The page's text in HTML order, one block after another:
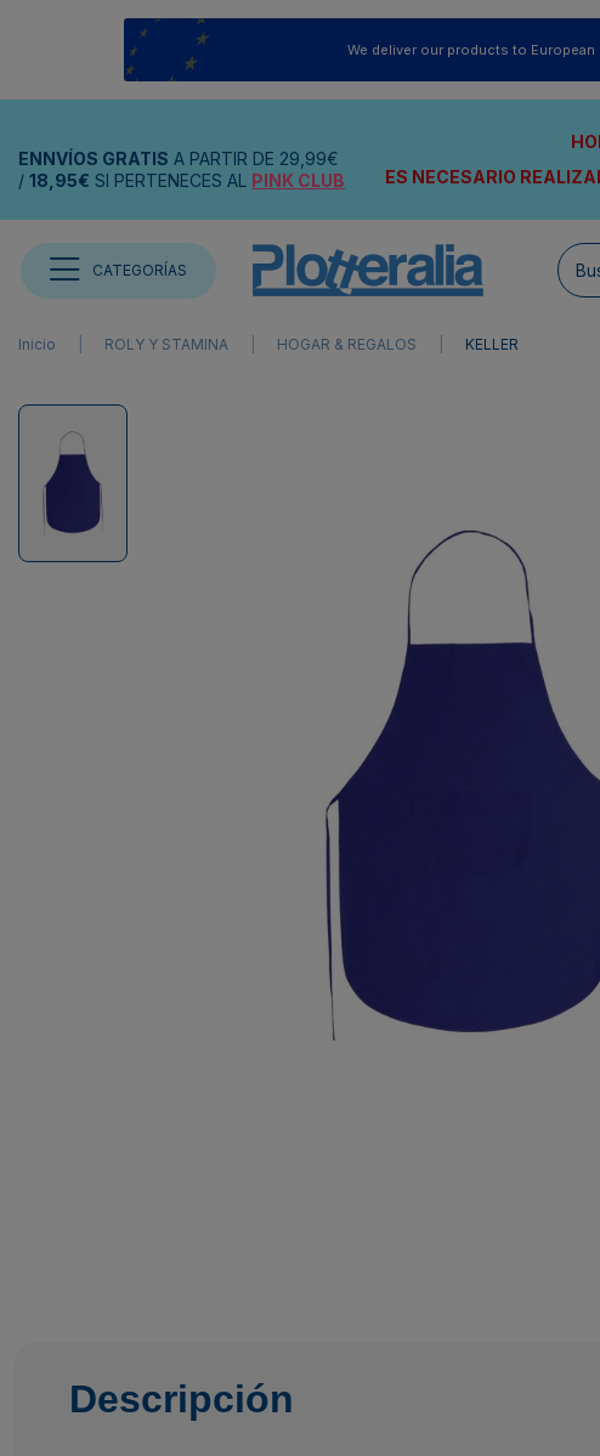
We deliver our products to
ENNVÍOS GRATIS A PARTIR DE 29,99€
/ 18,95€ SI PERTENECES AL PINK CLUB
ES NECESARIO
CATEGORÍAS
Inicio ROLY Y STAMINA HOGAR & REGALOS KELLER
Descripción